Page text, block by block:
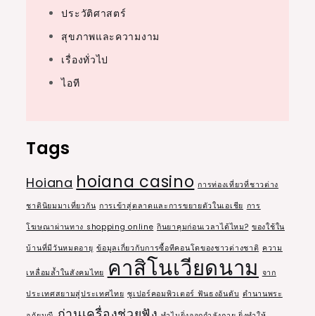
ประวัติศาสตร์
สุขภาพและความงาม
เรื่องทั่วไป
ไอที
Tags
Hoiana hoiana casino การท่องเที่ยวที่ชาวต่าง
ชาตินิยมมาเที่ยวกัน การเข้าสู่ตลาดและการขยายตัวในเอเชีย การ
โฆษณาผ่านทาง shopping online กินยาคุมก่อนเวลาได้ไหม? ของใช้ใน
บ้านที่มีวันหมดอายุ ข้อมูลเกี่ยวกับการซื้อทีคอนโดของชาวต่างชาติ ความ
เหลื่อมล้ำในสังคมไทย คาสิโนเวียดนาม จาก
ประเทศสยามสู่ประเทศไทย ซูเปอร์คอมพิวเตอร์ ฟันธงอันดับ ตำนานพระ